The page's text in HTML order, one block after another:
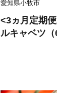
愛知県小牧市
<3ヵ月定期
ルキャベツ（